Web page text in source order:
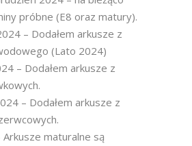
próbne (E8 oraz matury).
– Dodałem arkusze z
(Lato 2024)
– Dodałem arkusze z
– Dodałem arkusze z
maturalne są